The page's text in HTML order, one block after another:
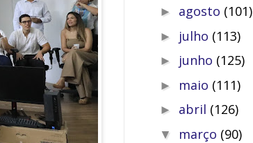
► agosto (101)
► julho (113)
► junho (125)
► maio (111)
► abril (126)
▼ março (90)